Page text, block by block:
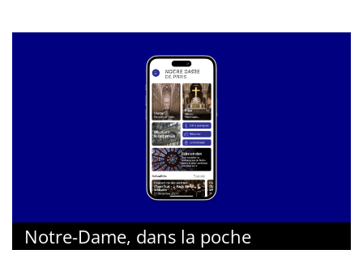
Notre-Dame, dans la poche